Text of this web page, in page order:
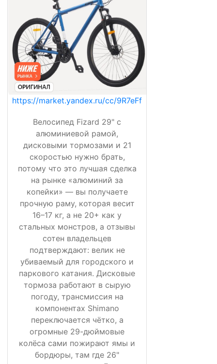
https://market.yandex.ru/cc/9R7eFf
Велосипед Fizard 29" с
алюминиевой рамой,
дисковыми тормозами и 21
скоростью нужно брать,
потому что это лучшая сделка
на рынке «алюминий за
копейки» — вы получаете
прочную раму, которая весит
16–17 кг, а не 20+ как у
стальных монстров, а отзывы
сотен владельцев
подтверждают: велик не
убиваемый для городского и
паркового катания. Дисковые
тормоза работают в сырую
погоду, трансмиссия на
компонентах Shimano
переключается чётко, а
огромные 29-дюймовые
колёса сами пожирают ямы и
бордюры, там где 26"